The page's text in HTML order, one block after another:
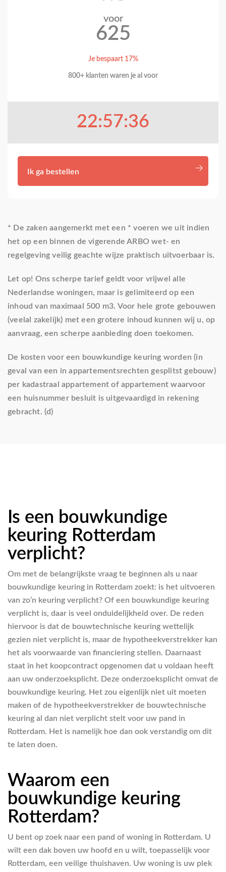
voor
625
Je bespaart 17%
800+ klanten waren je al voor
22:57:35
Ik ga bestellen
* De zaken aangemerkt met een * voeren we uit indien
het op een binnen de vigerende ARBO wet- en
regelgeving veilig geachte wijze praktisch uitvoerbaar is.
Let op! Ons scherpe tarief geldt voor vrijwel alle
Nederlandse woningen, maar is gelimiteerd op een
inhoud van maximaal 500 m3. Voor hele grote gebouwen
(veelal zakelijk) met een grotere inhoud kunnen wij u, op
aanvraag, een scherpe aanbieding doen toekomen.
De kosten voor een bouwkundige keuring worden (in
geval van een in appartementsrechten gesplitst gebouw)
per kadastraal appartement of appartement waarvoor
een huisnummer besluit is uitgevaardigd in rekening
gebracht. (d)
Is een bouwkundige
keuring Rotterdam
verplicht?
Om met de belangrijkste vraag te beginnen als u naar
bouwkundige keuring in Rotterdam zoekt: is het uitvoeren
van zo’n keuring verplicht? Of een bouwkundige keuring
verplicht is, daar is veel onduidelijkheid over. De reden
hiervoor is dat de bouwtechnische keuring wettelijk
gezien niet verplicht is, maar de hypotheekverstrekker kan
het als voorwaarde van financiering stellen. Daarnaast
staat in het koopcontract opgenomen dat u voldaan heeft
aan uw onderzoeksplicht. Deze onderzoeksplicht omvat de
bouwkundige keuring. Het zou eigenlijk niet uit moeten
maken of de hypotheekverstrekker de bouwtechnische
keuring al dan niet verplicht stelt voor uw pand in
Rotterdam. Het is namelijk hoe dan ook verstandig om dit
te laten doen.
Waarom een
bouwkundige keuring
Rotterdam?
U bent op zoek naar een pand of woning in Rotterdam. U
wilt een dak boven uw hoofd en u wilt, toepasselijk voor
Rotterdam, een veilige thuishaven. Uw woning is uw plek